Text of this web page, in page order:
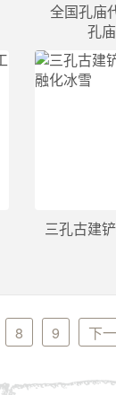
全国孔庙
孔
三孔古建
8 9 下